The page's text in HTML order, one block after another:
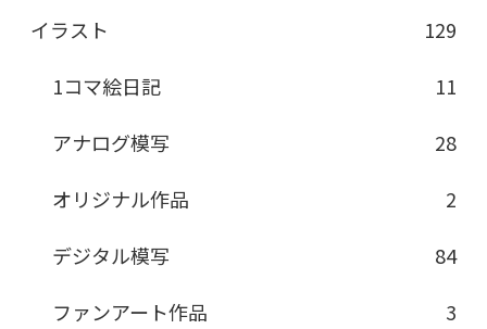
イラスト
129
1コマ絵日記
11
アナログ模写
28
オリジナル作品
2
デジタル模写
84
ファンアート作品
3